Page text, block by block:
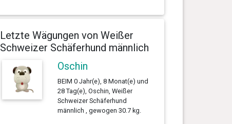
Letzte Wägungen von Weißer
Schweizer Schäferhund männlich
Oschin
BEIM 0 Jahr(e), 8 Monat(e) und
28 Tag(e), Oschin, Weißer
Schweizer Schäferhund
männlich , gewogen 30.7 kg.